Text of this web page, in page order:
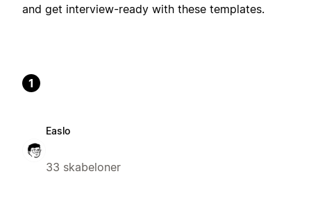
and get interview-ready with these templates.
1
Easlo
33 skabeloner